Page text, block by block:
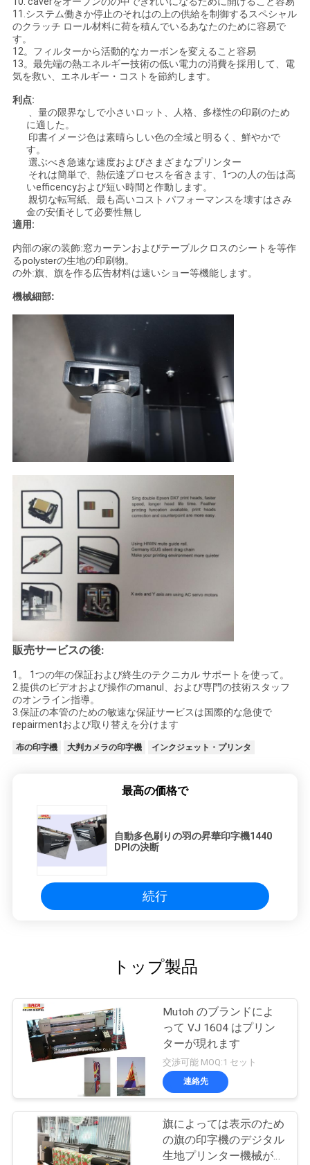
ポ
リ
シ
ー
11.システム働きか停止のそれはの上の供給を制御するスペシャル
のクラッチ ロール材料に荷を積んでいるあなたのために容易で
す。
12。フィルターから活動的なカーボンを変えること容易
13。最先端の熱エネルギー技術の低い電力の消費を採用して、電
気を救い、エネルギー・コストを節約します。
利点:
、量の限界なしで小さいロット、人格、多様性の印刷のため
に適した。
印書イメージ色は素晴らしい色の全域と明るく、鮮やかで
す。
選ぶべき急速な速度およびさまざまなプリンター
それは簡単で、熱伝達プロセスを省きます、1つの人の缶は高
いefficencyおよび短い時間と作動します。
親切な転写紙、最も高いコスト パフォーマンスを壊すはさみ
金の安価そして必要性無し
適用:
内部の家の装飾:窓カーテンおよびテーブルクロスのシートを等作
るpolysterの生地の印刷物。
の外:旗、旗を作る広告材料は速いショー等機能します。
機械細部:
販売サービスの後:
1。 1つの年の保証および終生のテクニカル サポートを使って。
2.提供のビデオおよび操作のmanul、および専門の技術スタッフ
のオンライン指導。
3.保証の本管のための敏速な保証サービスは国際的な急使で
repairmentおよび取り替えを分けます
布の印字機 大判カメラの印字機 インクジェット・プリンタ
最高の価格で
自動多色刷りの羽の昇華印字機1440
DPIの決断
続行
トップ製品
Mutoh のブランドによ
って VJ 1604 はプリン
ターが現れます
交渉可能 MOQ:1 セット
連絡先
旗によっては表示のため
の旗の印字機のデジタル
生地プリンター機械が現